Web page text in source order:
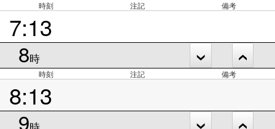
時刻 注記 備考
7:13
8時
時刻 注記 備考
8:13
9